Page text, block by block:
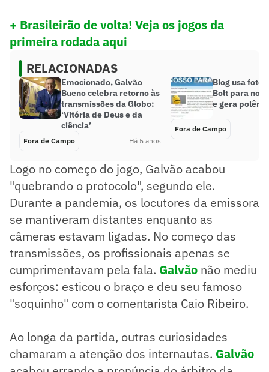
+ Brasileirão de volta! Veja os jogos da
primeira rodada aqui
RELACIONADAS
Emocionado, Galvão
Bueno celebra retorno às
transmissões da Globo:
‘Vitória de Deus e da
ciência’
Fora de Campo Há 5 anos
Blog usa foto
Bolt para
e gera
Fora de Campo
Logo no começo do jogo, Galvão acabou
"quebrando o protocolo", segundo ele.
Durante a pandemia, os locutores da emissora
se mantiveram distantes enquanto as
câmeras estavam ligadas. No começo das
transmissões, os profissionais apenas se
cumprimentavam pela fala. Galvão não mediu
esforços: esticou o braço e deu seu famoso
"soquinho" com o comentarista Caio Ribeiro.
Ao longa da partida, outras curiosidades
chamaram a atenção dos internautas. Galvão